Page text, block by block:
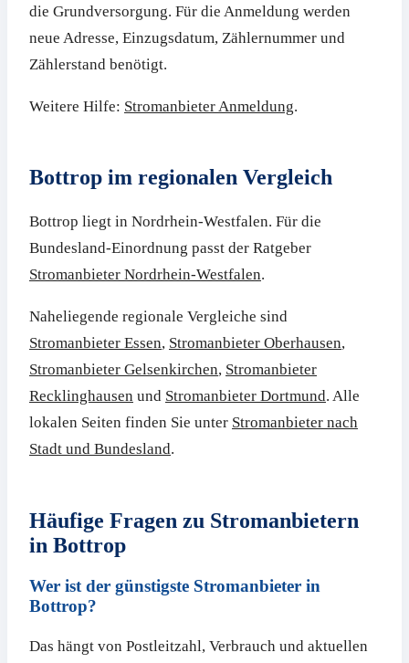
die Grundversorgung. Für die Anmeldung werden
neue Adresse, Einzugsdatum, Zählernummer und
Zählerstand benötigt.
Weitere Hilfe: Stromanbieter Anmeldung.
Bottrop im regionalen Vergleich
Bottrop liegt in Nordrhein-Westfalen. Für die
Bundesland-Einordnung passt der Ratgeber
Stromanbieter Nordrhein-Westfalen.
Naheliegende regionale Vergleiche sind
Stromanbieter Essen, Stromanbieter Oberhausen,
Stromanbieter Gelsenkirchen, Stromanbieter
Recklinghausen und Stromanbieter Dortmund. Alle
lokalen Seiten finden Sie unter Stromanbieter nach
Stadt und Bundesland.
Häufige Fragen zu Stromanbietern
in Bottrop
Wer ist der günstigste Stromanbieter in
Bottrop?
Das hängt von Postleitzahl, Verbrauch und aktuellen